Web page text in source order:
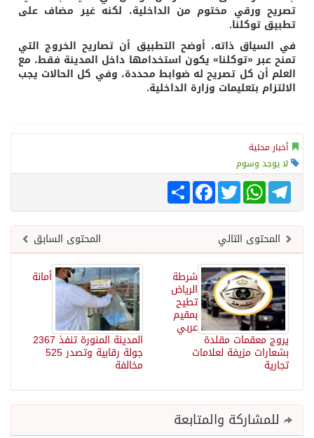
تصريح ورقي مختوم من الداخلية، لكنه غير مضاف على
تطبيق توكلنا.
في السياق ذاته، أوضح التطبيق أن تصاريح الخروج التي
تمنح عبر «توكلنا» يكون استخدامها داخل المدينة فقط، مع
العلم أن كل تصريح له ضوابط محددة، وفي كل الحالات يجب
الالتزام بتعليمات وزارة الداخلية.
أخبار محلية
لا يوجد وسوم
انشر
FacebookTwitter
WhatsAppTelegram
المحتوى السابق
المحتوى التالي
أمانة
المدينة المنورة تنفذ 2367
جولة رقابية وتصدر 525
مخالفة
شرطة
الرياض
تطيح
بمقيم
عربي
يروج معقمات مقلدة
بشعارات مزيفة لعلامات
تجارية
للمشاركة والمتابعة